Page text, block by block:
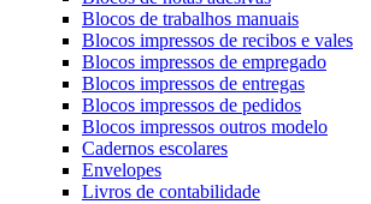
Blocos de trabalhos manuais
Blocos impressos de recibos e vales
Blocos impressos de empregado
Blocos impressos de entregas
Blocos impressos de pedidos
Blocos impressos outros modelo
Cadernos escolares
Envelopes
Livros de contabilidade